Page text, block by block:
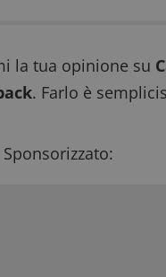
la tua opinione su
. Farlo è
Sponsorizzato: